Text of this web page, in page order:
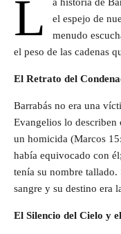
L
a historia de
el espejo de
menudo
el peso de las cadenas
El Retrato del
Barrabás no era una
Evangelios lo
un homicida (Marcos
había equivocado con
tenía su nombre tallado.
sangre y su destino era
El Silencio del Cielo y